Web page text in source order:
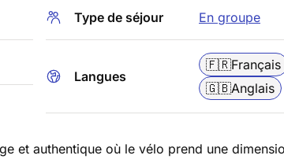
Type de séjour En groupe
Langues
🇫🇷Français
🇬🇧Anglais
et authentique où le vélo prend une